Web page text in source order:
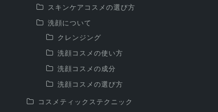
スキンケアコスメの選び方
洗顔について
クレンジング
洗顔コスメの使い方
洗顔コスメの成分
洗顔コスメの選び方
コスメティックステクニック